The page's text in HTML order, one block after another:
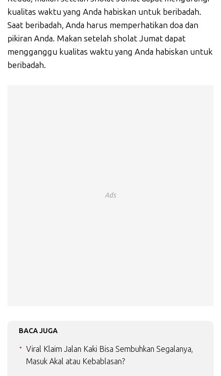
kualitas waktu yang Anda habiskan untuk beribadah.
Saat beribadah, Anda harus memperhatikan doa dan
pikiran Anda. Makan setelah sholat Jumat dapat
mengganggu kualitas waktu yang Anda habiskan untuk
beribadah.
Ads
BACA JUGA
Viral Klaim Jalan Kaki Bisa Sembuhkan Segalanya,
Masuk Akal atau Kebablasan?